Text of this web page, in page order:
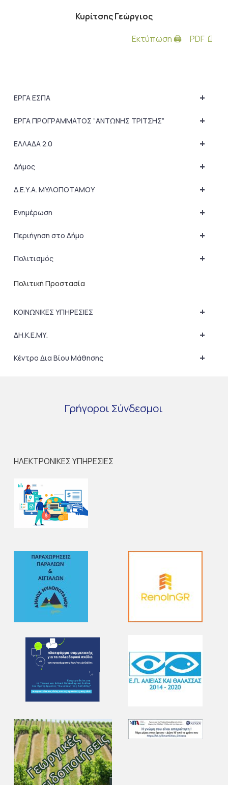
Κυρίτσης Γεώργιος
Εκτύπωση 🖨
PDF 📄
+
ΕΡΓΑ ΕΣΠΑ
+
ΕΡΓΑ ΠΡΟΓΡΑΜΜΑΤΟΣ “ΑΝΤΩΝΗΣ ΤΡΙΤΣΗΣ”
+
ΕΛΛΑΔΑ 2.0
+
Δήμος
+
Δ.Ε.Υ.Α. ΜΥΛΟΠΟΤΑΜΟΥ
+
Ενημέρωση
+
Περιήγηση στο Δήμο
+
Πολιτισμός
Πολιτική Προστασία
+
ΚΟΙΝΩΝΙΚΕΣ ΥΠΗΡΕΣΙΕΣ
+
ΔΗ.Κ.Ε.ΜΥ.
+
Κέντρο Δια Βίου Μάθησης
Γρήγοροι Σύνδεσμοι
ΗΛΕΚΤΡΟΝΙΚΕΣ ΥΠΗΡΕΣΙΕΣ